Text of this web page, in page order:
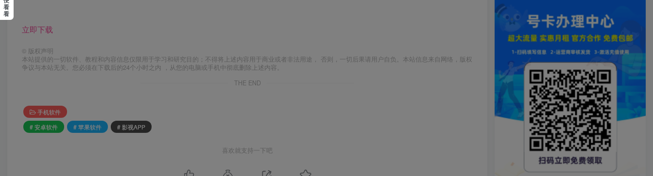
立即下载
© 版权声明
本站提供的一切软件、教程和内容信息仅限用于学习和研究目的；不得将上述内容用于商业或者非法用途， 否则，一切后果请用户自负。本站信息来自网络，版权
争议与本站无关。您必须在下载后的24个小时之内 ，从您的电脑或手机中彻底删除上述内容。
THE END
手机软件
# 安卓软件
# 苹果软件 # 影视APP
喜欢就支持一下吧
看
看